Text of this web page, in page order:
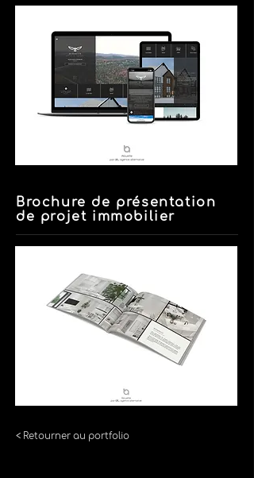
Brochure de présentation
de projet immobilier
< Retourner au portfolio